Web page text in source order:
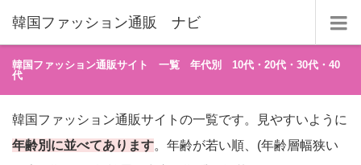
韓国ファッション通販 ナビ
韓国ファッション通販サイト 一覧 年代別 10代・20代・30代・40
代
韓国ファッション通販サイトの一覧です。見やすいように
年齢別に並べてあります。年齢が若い順、(年齢層幅狭い